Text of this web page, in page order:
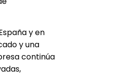
y en
y una
continúa